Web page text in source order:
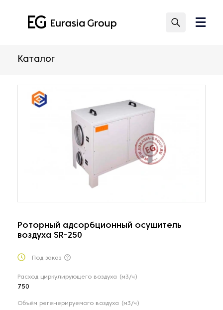
Каталог
Роторный адсорбционный осушитель
воздуха SR-250
Под заказ
Расход циркулирующего воздуха (м3/ч)
750
Объём регенерируемого воздуха (м3/ч)